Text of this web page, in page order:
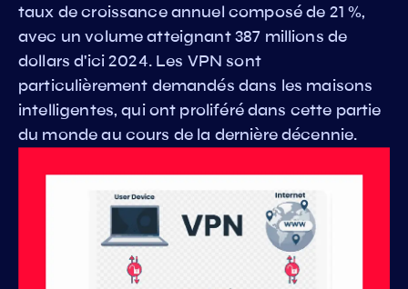
taux de croissance annuel composé de 21 %,
avec un volume atteignant 387 millions de
dollars d'ici 2024. Les VPN sont
particulièrement demandés dans les maisons
intelligentes, qui ont proliféré dans cette partie
du monde au cours de la dernière décennie.